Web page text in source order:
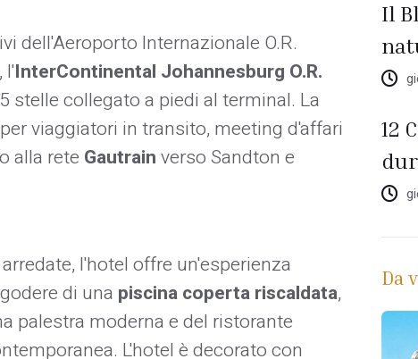
dell'Aeroporto Internazionale O.R.
l'InterContinental Johannesburg O.R.
stelle collegato a piedi al terminal. La
viaggiatori in transito, meeting d'affari
alla rete Gautrainverso Sandton e
l'hotel offre un'esperienza
di una piscina coperta riscaldata,
palestra moderna e del ristorante
L'hotel è decorato con
Il
12
Da